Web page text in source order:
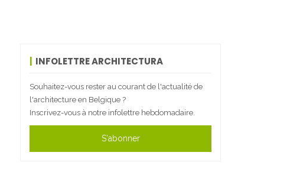
INFOLETTRE ARCHITECTURA
Souhaitez-vous rester au courant de l'actualité de
l'architecture en Belgique ?
Inscrivez-vous à notre infolettre hebdomadaire.
S'abonner